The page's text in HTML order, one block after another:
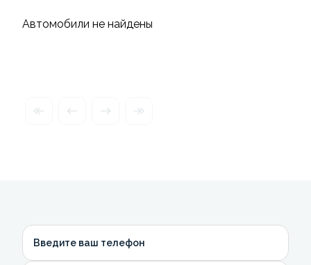
Автомобили не найдены
Введите ваш телефон